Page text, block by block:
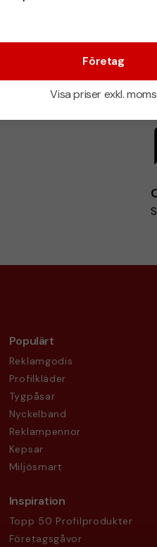
Företag
Visa priser exkl. moms
Populärt
Reklamgodis
Profilkläder
Tygpåsar
Nyckelband
Reklampennor
Kepsar
Miljösmart
Inspiration
Topp 50 Profilprodukter
Företagsgåvor